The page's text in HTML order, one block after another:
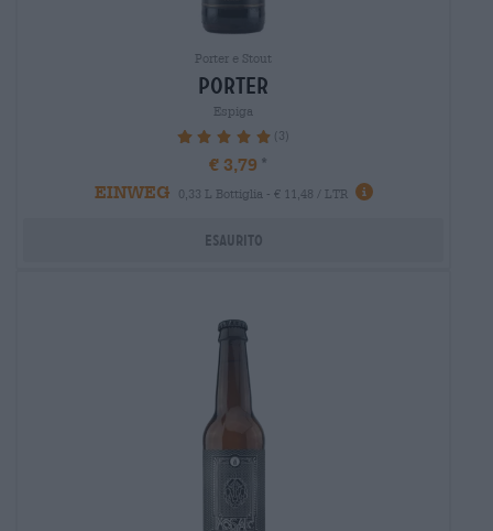
Porter e Stout
porter
Espiga
100% (3)
€ 3,79
EINWEG
0,33 L Bottiglia - € 11,48 / LTR
Esaurito